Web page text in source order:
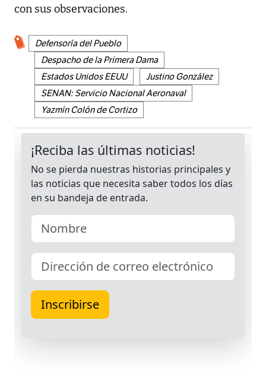
con sus observaciones.
Defensoría del Pueblo
Despacho de la Primera Dama
Estados Unidos EEUU
Justino González
SENAN: Servicio Nacional Aeronaval
Yazmín Colón de Cortizo